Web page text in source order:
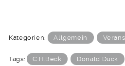
Kategorien: Allgemein
Tags: C.H.Beck Donald Duck